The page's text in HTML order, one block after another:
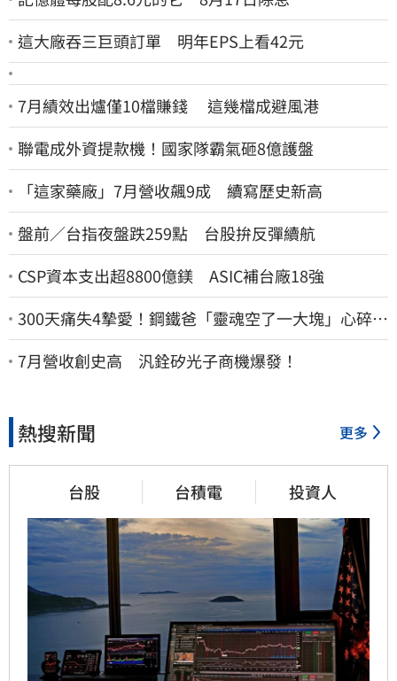
這大廠吞三巨頭訂單 明年EPS上看42元
7月績效出爐僅10檔賺錢 這幾檔成避風港
聯電成外資提款機！國家隊霸氣砸8億護盤
「這家藥廠」7月營收飆9成 續寫歷史新高
盤前／台指夜盤跌259點 台股拚反彈續航
CSP資本支出超8800億鎂 ASIC補台廠18強
300天痛失4摯愛！鋼鐵爸「靈魂空了一大塊」心碎
喊：這輩子最痛的路
7月營收創史高 汎銓矽光子商機爆發！
熱搜新聞 更多
台股 台積電 投資人